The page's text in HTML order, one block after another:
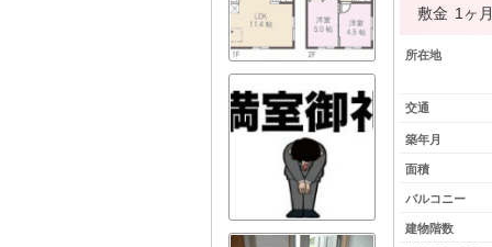
敷金 1ヶ
所在地
交通
築年月
面積
バルコニー
建物階数